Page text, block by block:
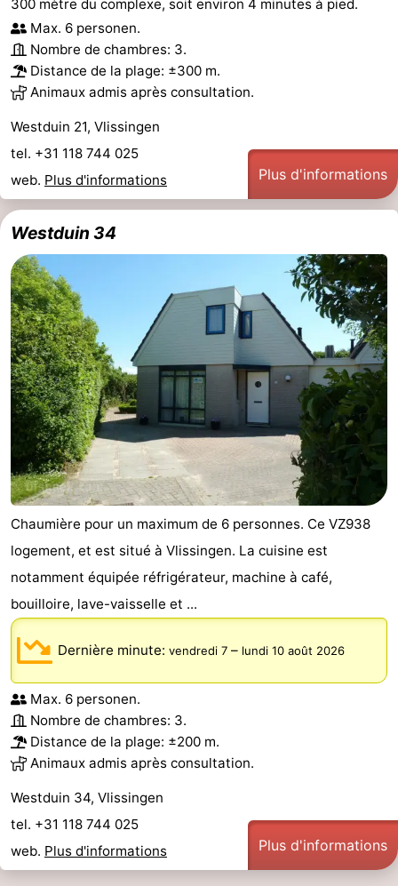
300 mètre du complexe, soit environ 4 minutes à pied.
Max. 6 personen.
Nombre de chambres: 3.
Distance de la plage: ±300 m.
Animaux admis après consultation.
Westduin 21, Vlissingen
tel. +31 118 744 025
web. Plus d'informations Plus d'informations
Westduin 34
Chaumière pour un maximum de 6 personnes. Ce VZ938
logement, et est situé à Vlissingen. La cuisine est
notamment équipée réfrigérateur, machine à café,
bouilloire, lave-vaisselle et ...
Dernière minute: vendredi 7 – lundi 10 août 2026
Max. 6 personen.
Nombre de chambres: 3.
Distance de la plage: ±200 m.
Animaux admis après consultation.
Westduin 34, Vlissingen
tel. +31 118 744 025
web. Plus d'informations Plus d'informations